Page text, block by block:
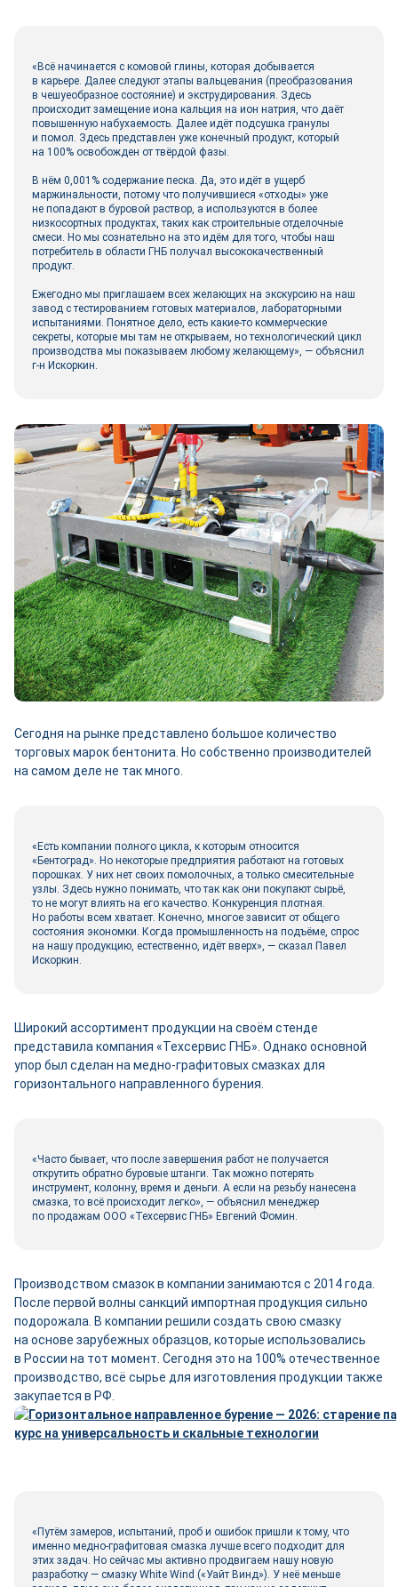
«Всё начинается с комовой глины, которая добывается
в карьере. Далее следуют этапы вальцевания (преобразования
в чешуеобразное состояние) и экструдирования. Здесь
происходит замещение иона кальция на ион натрия, что даёт
повышенную набухаемость. Далее идёт подсушка гранулы
и помол. Здесь представлен уже конечный продукт, который
на 100% освобожден от твёрдой фазы.
В нём 0,001% содержание песка. Да, это идёт в ущерб
маржинальности, потому что получившиеся «отходы» уже
не попадают в буровой раствор, а используются в более
низкосортных продуктах, таких как строительные отделочные
смеси. Но мы сознательно на это идём для того, чтобы наш
потребитель в области ГНБ получал высококачественный
продукт.
Ежегодно мы приглашаем всех желающих на экскурсию на наш
завод с тестированием готовых материалов, лабораторными
испытаниями. Понятное дело, есть какие‑то коммерческие
секреты, которые мы там не открываем, но технологический цикл
производства мы показываем любому желающему», — объяснил
г-н Искоркин.
Сегодня на рынке представлено большое количество
торговых марок бентонита. Но собственно производителей
на самом деле не так много.
«Есть компании полного цикла, к которым относится
«Бентоград». Но некоторые предприятия работают на готовых
порошках. У них нет своих помолочных, а только смесительные
узлы. Здесь нужно понимать, что так как они покупают сырьё,
то не могут влиять на его качество. Конкуренция плотная.
Но работы всем хватает. Конечно, многое зависит от общего
состояния экономки. Когда промышленность на подъёме, спрос
на нашу продукцию, естественно, идёт вверх», — сказал Павел
Искоркин.
Широкий ассортимент продукции на своём стенде
представила компания «Техсервис ГНБ». Однако основной
упор был сделан на медно-­графитовых смазках для
горизонтального направленного бурения.
«Часто бывает, что после завершения работ не получается
открутить обратно буровые штанги. Так можно потерять
инструмент, колонну, время и деньги. А если на резьбу нанесена
смазка, то всё происходит легко», — объяснил менеджер
по продажам ООО «Техсервис ГНБ» Евгений Фомин.
Производством смазок в компании занимаются с 2014 года.
После первой волны санкций импортная продукция сильно
подорожала. В компании решили создать свою смазку
на основе зарубежных образцов, которые использовались
в России на тот момент. Сегодня это на 100% отечественное
производство, всё сырье для изготовления продукции также
закупается в РФ.
«Путём замеров, испытаний, проб и ошибок пришли к тому, что
именно медно-­графитовая смазка лучше всего подходит для
этих задач. Но сейчас мы активно продвигаем нашу новую
разработку — смазку White Wind («Уайт Винд»). У неё меньше